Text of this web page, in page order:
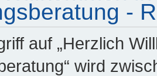
-
auf „Herzlich
wird